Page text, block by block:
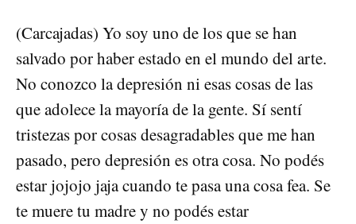
(Carcajadas) Yo soy uno de los que se han
salvado por haber estado en el mundo del arte.
No conozco la depresión ni esas cosas de las
que adolece la mayoría de la gente. Sí sentí
tristezas por cosas desagradables que me han
pasado, pero depresión es otra cosa. No podés
estar jojojo jaja cuando te pasa una cosa fea. Se
te muere tu madre y no podés estar